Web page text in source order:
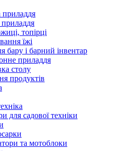
приладдя
топірці
їжі
бару і барний інвентар
приладдя
столу
продуктів
для садової техніки
та мотоблоки